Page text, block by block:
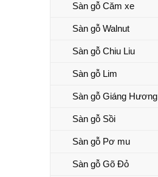
Sàn gỗ Căm xe
Sàn gỗ Walnut
Sàn gỗ Chiu Liu
Sàn gỗ Lim
Sàn gỗ Giáng Hương
Sàn gỗ Sồi
Sàn gỗ Pơ mu
Sàn gỗ Gõ Đỏ